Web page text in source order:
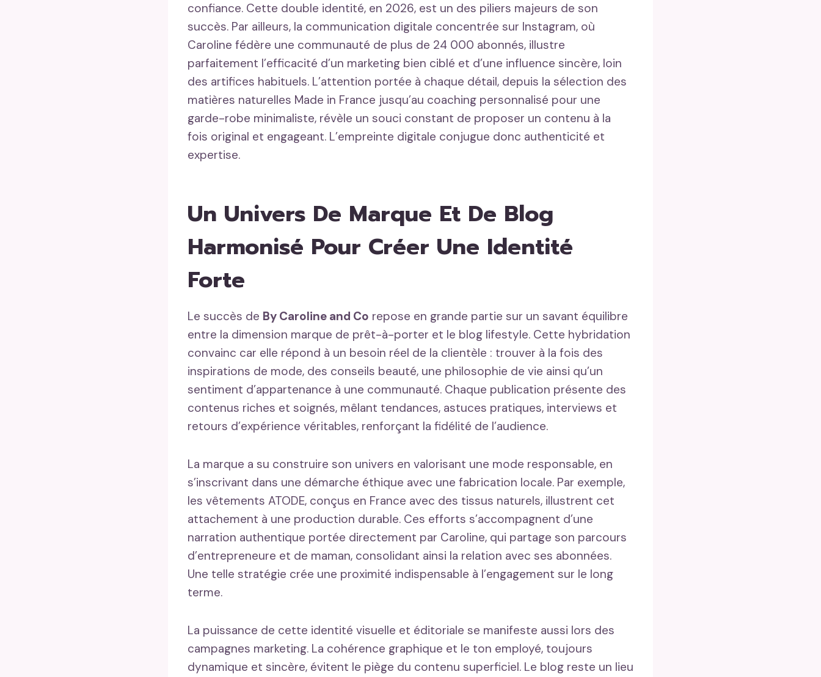
confiance. Cette double identité, en 2026, est un des piliers majeurs de son
succès. Par ailleurs, la communication digitale concentrée sur Instagram, où
Caroline fédère une communauté de plus de 24 000 abonnés, illustre
parfaitement l’efficacité d’un marketing bien ciblé et d’une influence sincère, loin
des artifices habituels. L’attention portée à chaque détail, depuis la sélection des
matières naturelles Made in France jusqu’au coaching personnalisé pour une
garde-robe minimaliste, révèle un souci constant de proposer un contenu à la
fois original et engageant. L’empreinte digitale conjugue donc authenticité et
expertise.
Un Univers De Marque Et De Blog
Harmonisé Pour Créer Une Identité
Forte
Le succès de By Caroline and Co repose en grande partie sur un savant équilibre
entre la dimension marque de prêt-à-porter et le blog lifestyle. Cette hybridation
convainc car elle répond à un besoin réel de la clientèle : trouver à la fois des
inspirations de mode, des conseils beauté, une philosophie de vie ainsi qu’un
sentiment d’appartenance à une communauté. Chaque publication présente des
contenus riches et soignés, mêlant tendances, astuces pratiques, interviews et
retours d’expérience véritables, renforçant la fidélité de l’audience.
La marque a su construire son univers en valorisant une mode responsable, en
s’inscrivant dans une démarche éthique avec une fabrication locale. Par exemple,
les vêtements ATODE, conçus en France avec des tissus naturels, illustrent cet
attachement à une production durable. Ces efforts s’accompagnent d’une
narration authentique portée directement par Caroline, qui partage son parcours
d’entrepreneure et de maman, consolidant ainsi la relation avec ses abonnées.
Une telle stratégie crée une proximité indispensable à l’engagement sur le long
terme.
La puissance de cette identité visuelle et éditoriale se manifeste aussi lors des
campagnes marketing. La cohérence graphique et le ton employé, toujours
dynamique et sincère, évitent le piège du contenu superficiel. Le blog reste un lieu